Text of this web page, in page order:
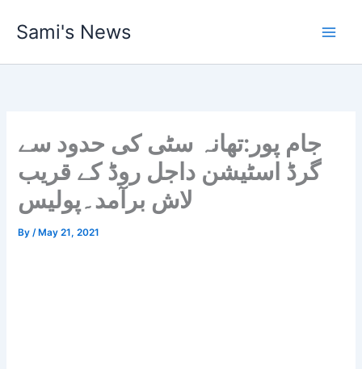
Sami's News
جام پور:تھانہ سٹی کی حدود سے
گرڈ اسٹیشن داجل روڈ کے قریب
لاش برآمد۔پولیس
By/ May 21, 2021